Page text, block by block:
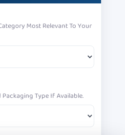
Most Relevant To Your
Type If Available.